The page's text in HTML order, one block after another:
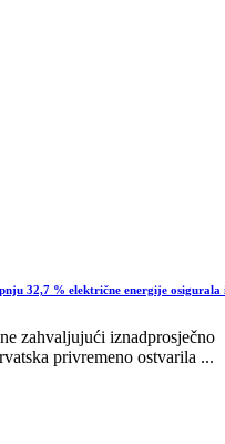
32,7 % električne energije osigurala
zahvaljujući iznadprosječno
privremeno ostvarila ...